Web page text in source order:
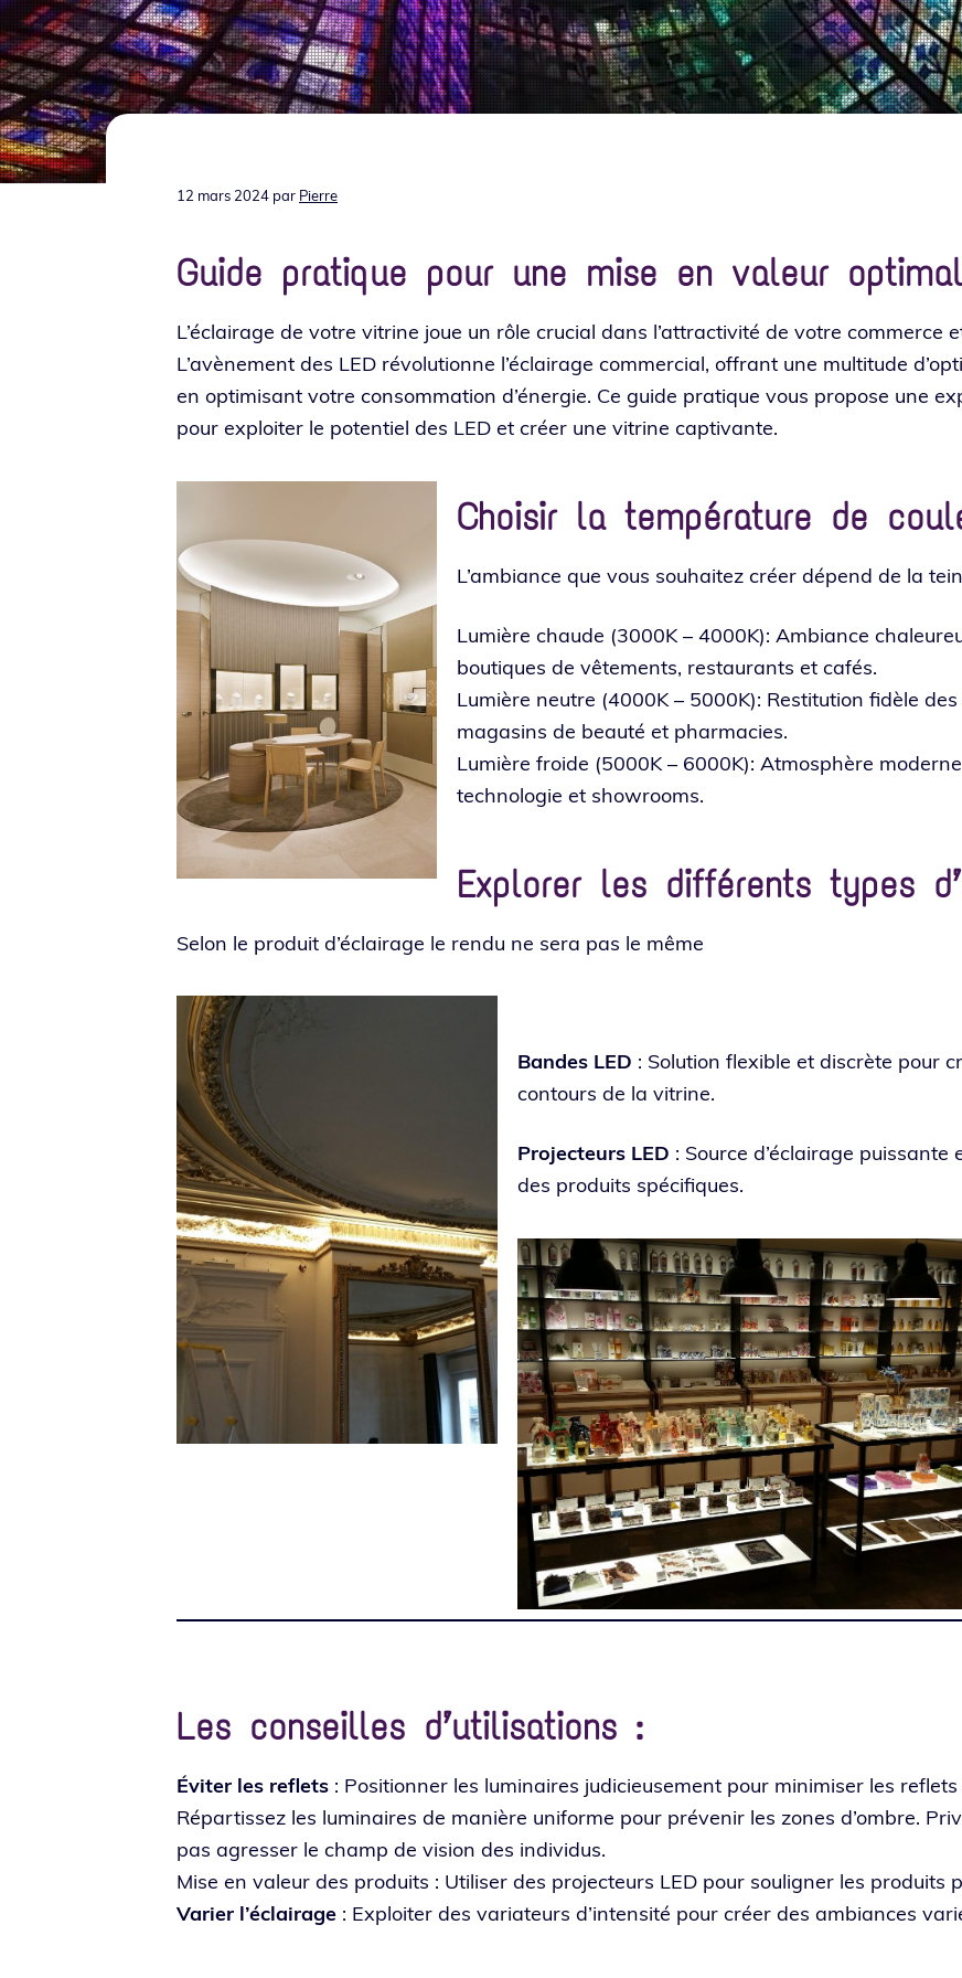
i
o
n
p
r
r
i
n
c
i
g
e
12 mars 2024 par Pierre
Guide pratique pour une mise en valeur
L’éclairage de votre vitrine joue un rôle cru­cial dans l’at­trac­ti­vi­té de votre com­merce
L’avènement des LED révo­lu­tionne l’é­clai­rage com­mer­cial, offrant une mul­ti­tude
en opti­mi­sant votre consom­ma­tion d’éner­gie. Ce guide pra­tique vous pro­pose une
pour exploi­ter le poten­tiel des LED et créer une vitrine captivante.
Choisir la température de
L’ambiance que vous sou­hai­tez créer dépend de la
Lumière chaude (3000K – 4000K): Ambiance
bou­tiques de vête­ments, res­tau­rants et cafés.
Lumière neutre (4000K – 5000K): Restitution fidèle
maga­sins de beau­té et phar­ma­cies.
Lumière froide (5000K – 6000K): Atmosphère
tech­no­lo­gie et showrooms.
Explorer les différents types
Selon le pro­duit d’é­clai­rage le ren­du ne sera pas le même
Bandes LED : Solution flexible et dis­crète pour
contours de la vitrine.
Projecteurs LED : Source d’é­clai­rage
des pro­duits spécifiques.
Les conseilles d’utilisations :
Éviter les reflets : Positionner les lumi­naires judi­cieu­se­ment pour mini­mi­ser les
Répartissez les lumi­naires de manière uni­forme pour pré­ve­nir les zones d’ombre.
pas agres­ser le champ de vision des indi­vi­dus.
Mise en valeur des pro­duits : Utiliser des pro­jec­teurs LED pour sou­li­gner les pro­duits
Varier l’é­clai­rage : Exploiter des varia­teurs d’in­ten­si­té pour créer des ambiances